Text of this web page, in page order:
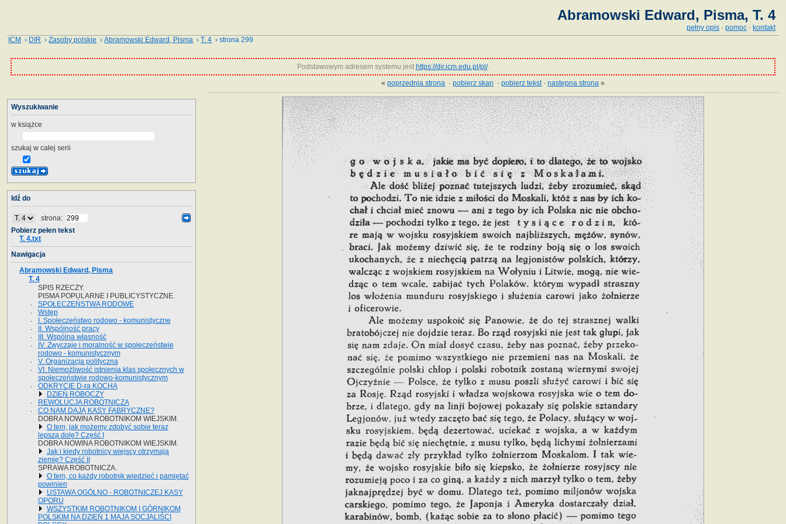
Abramowski Edward, Pisma, T. 4
pełny opis · pomoc · kontakt
ICM › DIR ›Zasoby polskie ›Abramowski Edward, Pisma ›T. 4 › strona 299
Podstawowym adresem systemu jest https://dir.icm.edu.pl/pl/.
«poprzednia strona ·pobierz skan ·pobierz tekst·następna strona »
Wyszukiwanie
w książce
szukaj w całej serii
Idź do
strona:
Pobierz pełen tekst
T. 4.txt
Nawigacja
Abramowski Edward, Pisma
T. 4
SPIS RZECZY.
PISMA POPULARNE I PUBLICYSTYCZNE.
SPOŁECZEŃSTWA RODOWE
Wstęp
I. Społeczeństwo rodowo - komunistyczne
II. Wspólność pracy
III. Wspólna własność
IV. Zwyczaje i moralność w społeczeństwie
rodowo - komunistycznym
V. Organizacja polityczna
VI. Niemożliwość istnienia klas społecznych w
społeczeństwie rodowo-komunistycznym
ODKRYCIE D-ra KOCHA
DZIEŃ ROBOCZY
REWOLUCJA ROBOTNICZA
CO NAM DAJĄ KASY FABRYCZNE?
DOBRA NOWINA ROBOTNIKOM WIEJSKIM.
O tem, jak możemy zdobyć sobie teraz
lepszą dolę? Część I
DOBRA NOWINA ROBOTNIKOM WIEJSKIM.
Jak i kiedy robotnicy wiejscy otrzymają
ziemię? Część II
SPRAWA ROBOTNICZA.
O tem, co każdy robotnik wiedzieć i pamiętać
powinien
USTAWA OGÓLNO - ROBOTNICZEJ KASY
OPORU
WSZYSTKIM ROBOTNIKOM I GÓRNIKOM
POLSKIM NA DZIEŃ 1 MAJA SOCJALIŚCI